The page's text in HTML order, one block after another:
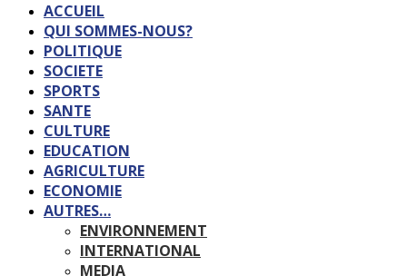
ACCUEIL
QUI SOMMES-NOUS?
POLITIQUE
SOCIETE
SPORTS
SANTE
CULTURE
EDUCATION
AGRICULTURE
ECONOMIE
AUTRES…
ENVIRONNEMENT
INTERNATIONAL
MEDIA